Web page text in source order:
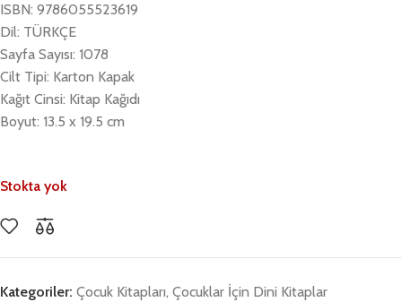
ISBN: 9786055523619
Dil: TÜRKÇE
Sayfa Sayısı: 1078
Cilt Tipi: Karton Kapak
Kağıt Cinsi: Kitap Kağıdı
Boyut: 13.5 x 19.5 cm
Stokta yok
Kategoriler: Çocuk Kitapları, Çocuklar İçin Dini Kitaplar